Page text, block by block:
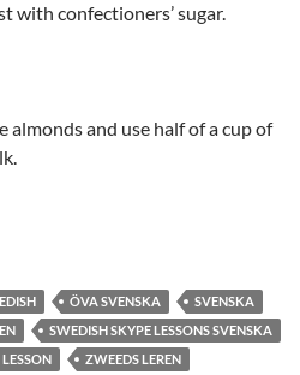
with confectioners’ sugar.
almonds and use half of a cup of
ÖVA SVENSKA
SVENSKA
SWEDISH SKYPE LESSONS SVENSKA
ZWEEDS LEREN